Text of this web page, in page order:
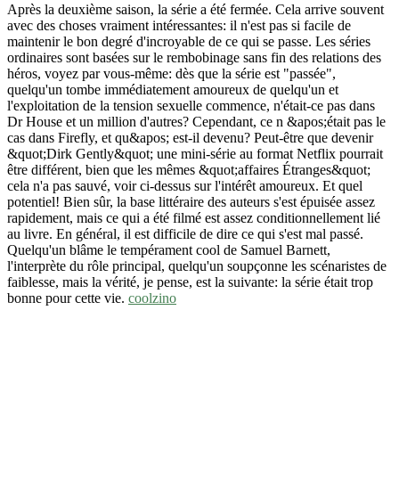
Après la deuxième saison, la série a été fermée. Cela arrive souvent
avec des choses vraiment intéressantes: il n'est pas si facile de
maintenir le bon degré d'incroyable de ce qui se passe. Les séries
ordinaires sont basées sur le rembobinage sans fin des relations des
héros, voyez par vous-même: dès que la série est "passée",
quelqu'un tombe immédiatement amoureux de quelqu'un et
l'exploitation de la tension sexuelle commence, n'était-ce pas dans
Dr House et un million d'autres? Cependant, ce n &apos;était pas le
cas dans Firefly, et qu&apos; est-il devenu? Peut-être que devenir
&quot;Dirk Gently&quot; une mini-série au format Netflix pourrait
être différent, bien que les mêmes &quot;affaires Étranges&quot;
cela n'a pas sauvé, voir ci-dessus sur l'intérêt amoureux. Et quel
potentiel! Bien sûr, la base littéraire des auteurs s'est épuisée assez
rapidement, mais ce qui a été filmé est assez conditionnellement lié
au livre. En général, il est difficile de dire ce qui s'est mal passé.
Quelqu'un blâme le tempérament cool de Samuel Barnett,
l'interprète du rôle principal, quelqu'un soupçonne les scénaristes de
faiblesse, mais la vérité, je pense, est la suivante: la série était trop
bonne pour cette vie. coolzino